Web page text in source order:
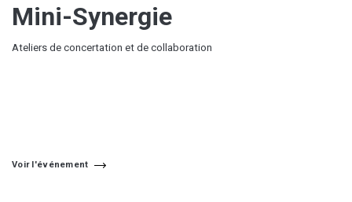
Mini-Synergie
Ateliers de concertation et de collaboration
Voir l'événement